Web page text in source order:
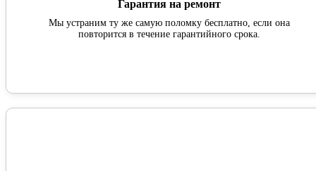
Гарантия на ремонт
Мы устраним ту же самую поломку бесплатно, если она
повторится в течение гарантийного срока.